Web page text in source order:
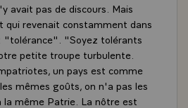
avait pas de discours. Mais
qui revenait constamment dans
"tolérance". "Soyez tolérants
petite troupe turbulente.
un pays est comme
mêmes goûts, on n'a pas les
la même Patrie. La nôtre est